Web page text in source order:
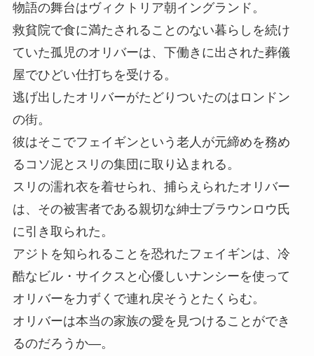
物語の舞台はヴィクトリア朝イングランド。
救貧院で食に満たされることのない暮らしを続け
ていた孤児のオリバーは、下働きに出された葬儀
屋でひどい仕打ちを受ける。
逃げ出したオリバーがたどりついたのはロンドン
の街。
彼はそこでフェイギンという老人が元締めを務め
るコソ泥とスリの集団に取り込まれる。
スリの濡れ衣を着せられ、捕らえられたオリバー
は、その被害者である親切な紳士ブラウンロウ氏
に引き取られた。
アジトを知られることを恐れたフェイギンは、冷
酷なビル・サイクスと心優しいナンシーを使って
オリバーを力ずくで連れ戻そうとたくらむ。
オリバーは本当の家族の愛を見つけることができ
るのだろうか―。